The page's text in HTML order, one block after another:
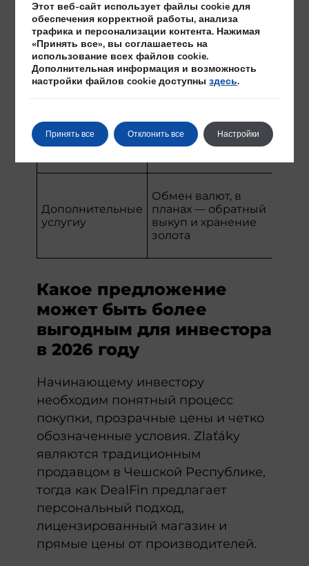
Доступность
продукции
магазин в Праге,
широкая
доступность,
значительные
запасы для всей
Европы
клиентская
поддержка
расширенный
индивидуальный
подход
Дополнительные
услугиy
Обмен валют, в
планах — обратный
выкуп и хранение
золота
Какое предложение
может быть более
выгодным для инвестора
в 2026 году
Начинающему инвестору
необходим понятный процесс
покупки, прозрачные цены и четко
обозначенные условия. Zlaťáky
являются традиционным
продавцом в Чешской Республике,
тогда как DealFin предлагает
персональный подход,
лицензированный магазин и
прямые цены от производителей.
Этот веб-сайт использует файлы cookie для
обеспечения корректной работы, анализа
трафика и персонализации контента. Нажимая
«Принять все», вы соглашаетесь на
использование всех файлов cookie.
Дополнительная информация и возможность
настройки файлов cookie доступныздесь.
Принять все Отклонить все Настройки